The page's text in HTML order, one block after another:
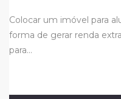
Colocar um imóvel para
forma de gerar renda
para…